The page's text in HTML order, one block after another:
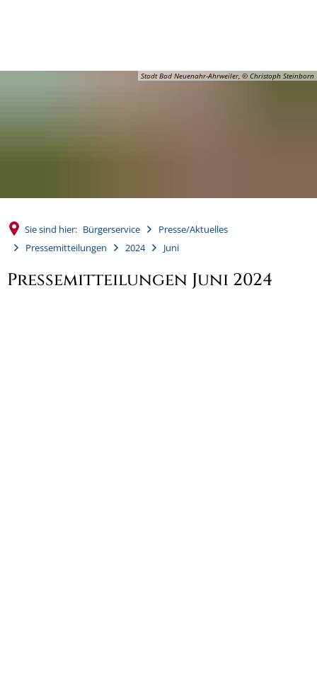
Stadt Bad Neuenahr-Ahrweiler, © Christoph Steinborn
Sie sind hier: Bürgerservice
Presse/Aktuelles
Pressemitteilungen
2024 Juni
Pressemitteilungen Juni 2024